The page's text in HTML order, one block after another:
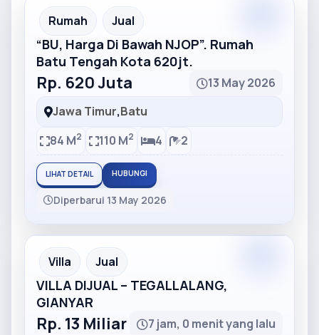
Partner Ad
Rumah Jual
“BU, Harga Di Bawah NJOP”. Rumah
Batu Tengah Kota 620jt.
Rp. 620 Juta
13 May 2026
Jawa Timur,Batu
84 M2 110 M2 4 2
LIHAT DETAIL HUBUNGI
Diperbarui 13 May 2026
Partner Ad
Villa Jual
VILLA DIJUAL – TEGALLALANG,
GIANYAR
Rp. 13 Miliar
7 jam, 0 menit yang lalu